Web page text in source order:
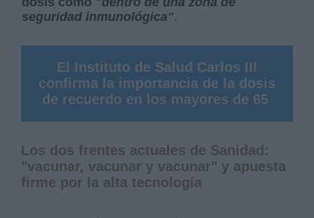
seguridad inmunológica".
El Instituto de Salud Carlos III
confirma la importancia de la dosis
de recuerdo en los mayores de 65
Los dos frentes actuales de Sanidad:
"vacunar, vacunar y vacunar" y apuesta
firme por la alta tecnología